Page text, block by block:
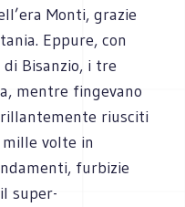
Monti, grazie
Eppure, con
Bisanzio, i tre
mentre fingevano
riusciti
volte in
furbizie
super-